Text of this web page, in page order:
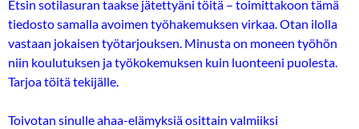
Etsin sotilasuran taakse jätettyäni töitä – toimittakoon tämä
tiedosto samalla avoimen työhakemuksen virkaa. Otan ilolla
vastaan jokaisen työtarjouksen. Minusta on moneen työhön
niin koulutuksen ja työkokemuksen kuin luonteeni puolesta.
Tarjoa töitä tekijälle.
Toivotan sinulle ahaa-elämyksiä osittain valmiiksi